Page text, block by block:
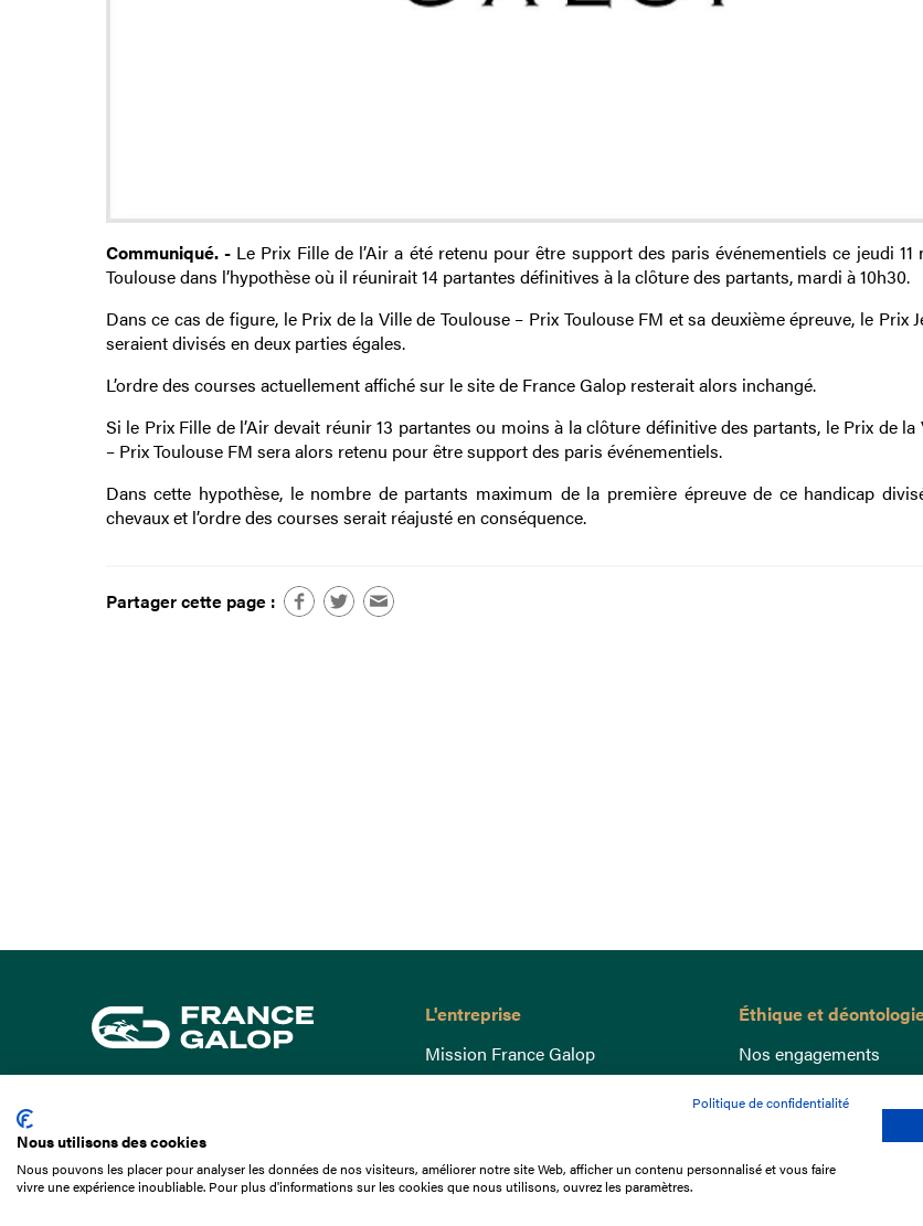
Communiqué. - Le Prix Fille de l’Air a été retenu pour être support des paris événementiels ce jeudi 11
Toulouse dans l’hypothèse où il réunirait 14 partantes définitives à la clôture des partants, mardi à 10h30.
Dans ce cas de figure, le Prix de la Ville de Toulouse – Prix Toulouse FM et sa deuxième épreuve, le Prix
seraient divisés en deux parties égales.
L’ordre des courses actuellement affiché sur le site de France Galop resterait alors inchangé.
Si le Prix Fille de l’Air devait réunir 13 partantes ou moins à la clôture définitive des partants, le Prix de la
– Prix Toulouse FM sera alors retenu pour être support des paris événementiels.
Dans cette hypothèse, le nombre de partants maximum de la première épreuve de ce handicap
chevaux et l’ordre des courses serait réajusté en conséquence.
Partager cette page :
01 49 10 20 29
L'entreprise
Mission France Galop
Gouvernance
Comprendre les courses
Docuthèque
Éthique et
Nos engagements
Lutte anti-dopage
Bien être equin
Index Egalité
Jeu responsable
Politique de confidentialité
Nous utilisons des cookies
Nous pouvons les placer pour analyser les données de nos visiteurs, améliorer notre site Web, afficher un contenu personnalisé et vous faire
vivre une expérience inoubliable. Pour plus d'informations sur les cookies que nous utilisons, ouvrez les paramètres.